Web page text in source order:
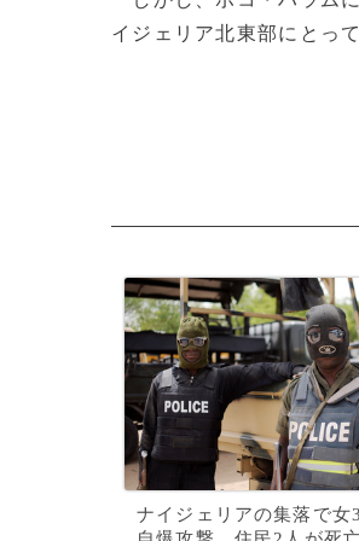
イジェリア北東部にとっ
ナイジェリアの集落で女